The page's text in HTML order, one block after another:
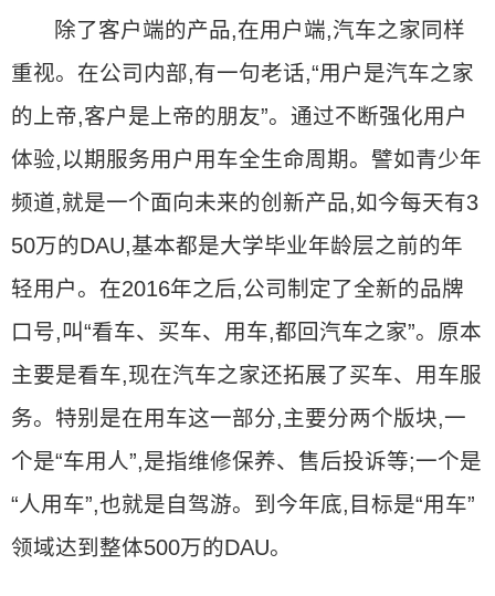
除了客户端的产品,在用户端,汽车之家同样
重视。在公司内部,有一句老话,“用户是汽车之家
的上帝,客户是上帝的朋友”。通过不断强化用户
体验,以期服务用户用车全生命周期。譬如青少年
频道,就是一个面向未来的创新产品,如今每天有3
50万的DAU,基本都是大学毕业年龄层之前的年
轻用户。在2016年之后,公司制定了全新的品牌
口号,叫“看车、买车、用车,都回汽车之家”。原本
主要是看车,现在汽车之家还拓展了买车、用车服
务。特别是在用车这一部分,主要分两个版块,一
个是“车用人”,是指维修保养、售后投诉等;一个是
“人用车”,也就是自驾游。到今年底,目标是“用车”
领域达到整体500万的DAU。